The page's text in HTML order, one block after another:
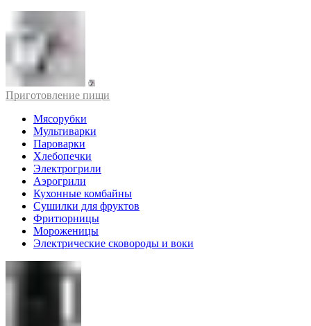
Приготовление пищи
Мясорубки
Мультиварки
Пароварки
Хлебопечки
Электрогрили
Аэрогрили
Кухонные комбайны
Сушилки для фруктов
Фритюрницы
Мороженицы
Электрические сковороды и воки